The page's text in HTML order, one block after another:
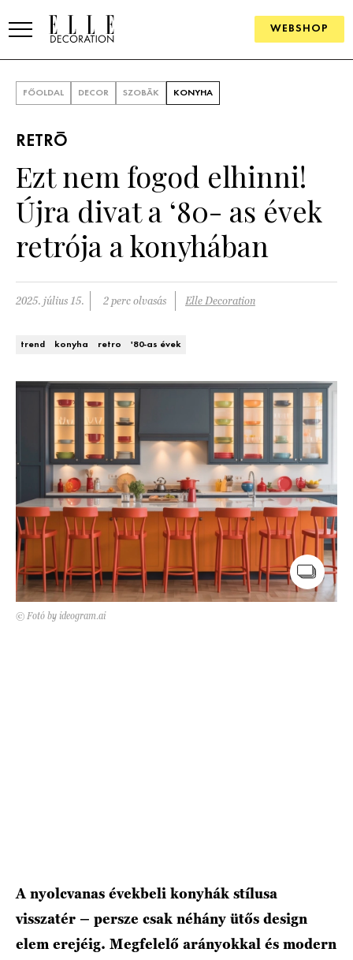
WEBSHOP
SZOBÁK
Konyha
Fürdőszoba
Nappali
ÖTLETEK
Szállodák és vendégházak WEBSHOP
FŐOLDAL DECOR SZOBÁK KONYHA
RETRÓ
Ezt nem fogod elhinni!
Újra divat a ‘80- as évek
retrója a konyhában
2025. július 15. 2 perc olvasás Elle Decoration
trend konyha retro '80-as évek
© Fotó by ideogram.ai
A nyolcvanas évekbeli konyhák stílusa
visszatér – persze csak néhány ütős design
elem erejéig. Megfelelő arányokkal és modern